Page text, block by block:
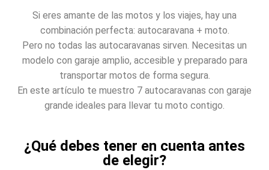
Si eres amante de las motos y los viajes, hay una
combinación perfecta: autocaravana + moto.
Pero no todas las autocaravanas sirven. Necesitas un
modelo con garaje amplio, accesible y preparado para
transportar motos de forma segura.
En este artículo te muestro 7 autocaravanas con garaje
grande ideales para llevar tu moto contigo.
¿Qué debes tener en cuenta antes
de elegir?